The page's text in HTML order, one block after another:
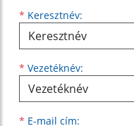
* Keresztnév:
Keresztnév
* Vezetéknév:
Vezetéknév
* E-mail cím:
E-mail cím